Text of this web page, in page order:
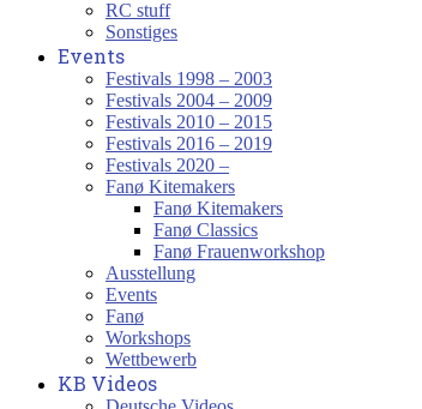
RC stuff
Sonstiges
Events
Festivals 1998 – 2003
Festivals 2004 – 2009
Festivals 2010 – 2015
Festivals 2016 – 2019
Festivals 2020 –
Fanø Kitemakers
Fanø Kitemakers
Fanø Classics
Fanø Frauenworkshop
Ausstellung
Events
Fanø
Workshops
Wettbewerb
KB Videos